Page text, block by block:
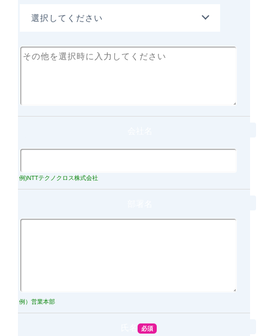
選択してください
例)NTTテクノクロス株式会社
例）営業本部